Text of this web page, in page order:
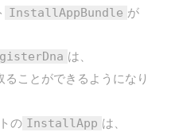
InstallAppBundle が
は、
ることができるようになり
の InstallApp は、